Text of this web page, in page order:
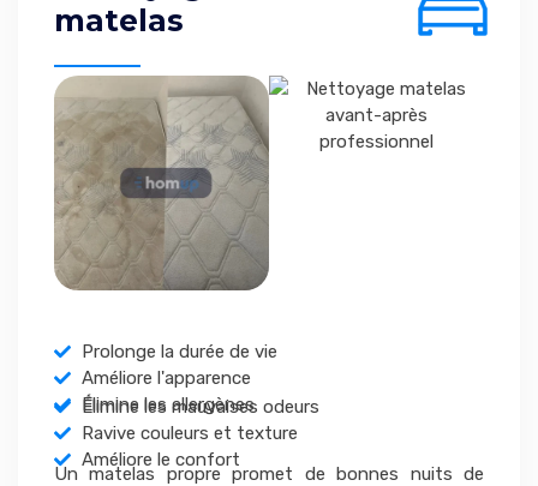
matelas
Prolonge la durée de vie
Améliore l'apparence
Élimine les allergènes
Élimine les mauvaises odeurs
Ravive couleurs et texture
Améliore le confort
Un matelas propre promet de bonnes nuits de